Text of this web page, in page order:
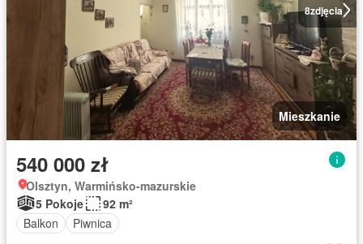
8zdjęcia
Mieszkanie
540 000 zł
Olsztyn, Warmińsko-mazurskie
5 Pokoje
92 m²
Balkon
Piwnica